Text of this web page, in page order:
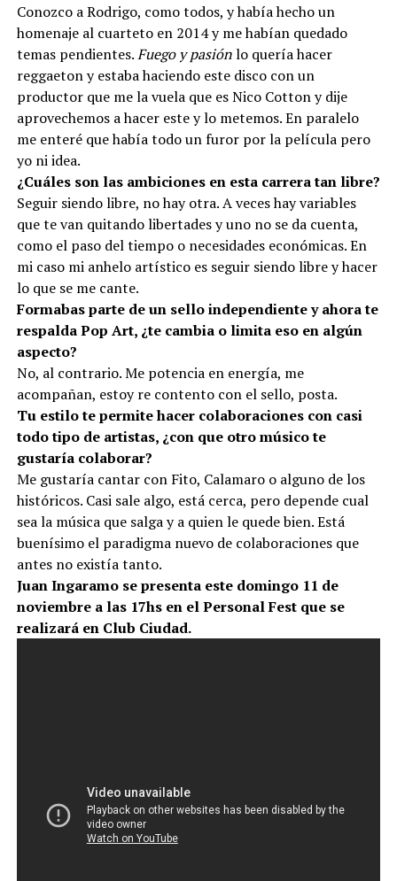
Conozco a Rodrigo, como todos, y había hecho un
homenaje al cuarteto en 2014 y me habían quedado
temas pendientes.Fuego y pasiónlo quería hacer
reggaeton y estaba haciendo este disco con un
productor que me la vuela que es Nico Cotton y dije
aprovechemos a hacer este y lo metemos. En paralelo
me enteré que había todo un furor por la película pero
yo ni idea.
¿Cuáles son las ambiciones en esta carrera tan libre?
Seguir siendo libre, no hay otra. A veces hay variables
que te van quitando libertades y uno no se da cuenta,
como el paso del tiempo o necesidades económicas. En
mi caso mi anhelo artístico es seguir siendo libre y hacer
lo que se me cante.
Formabas parte de un sello independiente y ahora te
respalda Pop Art, ¿te cambia o limita eso en algún
aspecto?
No, al contrario. Me potencia en energía, me
acompañan, estoy re contento con el sello, posta.
Tu estilo te permite hacer colaboraciones con casi
todo tipo de artistas, ¿con que otro músico te
gustaría colaborar?
Me gustaría cantar con Fito, Calamaro o alguno de los
históricos. Casi sale algo, está cerca, pero depende cual
sea la música que salga y a quien le quede bien. Está
buenísimo el paradigma nuevo de colaboraciones que
antes no existía tanto.
Juan Ingaramo se presenta este domingo 11 de
noviembre a las 17hs en el Personal Fest que se
realizará en Club Ciudad.